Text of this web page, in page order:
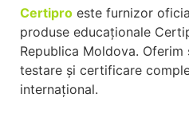
Certipro este furnizor
produse educaționale
Republica Moldova.
testare și certificare
internațional.